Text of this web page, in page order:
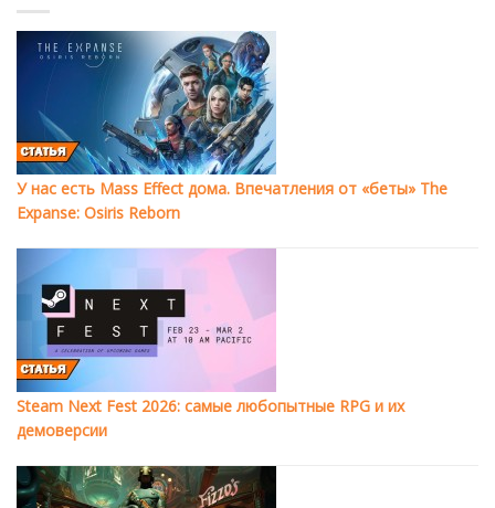
У нас есть Mass Effect дома. Впечатления от «беты» The
Expanse: Osiris Reborn
Steam Next Fest 2026: самые любопытные RPG и их
демоверсии